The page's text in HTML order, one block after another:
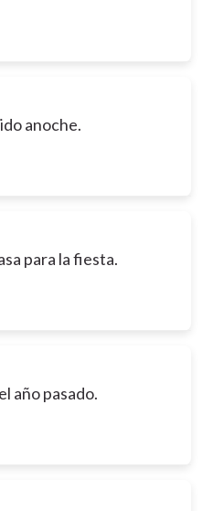
anoche.
para la fiesta.
año pasado.